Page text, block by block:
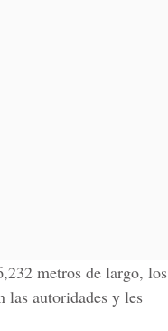
metros de largo, los
las autoridades y les